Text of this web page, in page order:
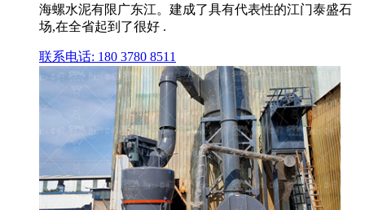
海螺水泥有限广东江。建成了具有代表性的江门泰盛石
场,在全省起到了很好 .
联系电话: 180 3780 8511